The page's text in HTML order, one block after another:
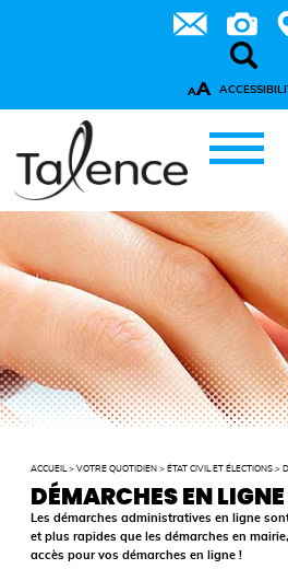
AA
ACCUEIL >VOTRE QUOTIDIEN > ÉTAT CIVIL ET ÉLECTIONS >
DÉMARCHES EN LIGNE
Les démarches administratives en ligne
et plus rapides que les démarches en
accès pour vos démarches en ligne !